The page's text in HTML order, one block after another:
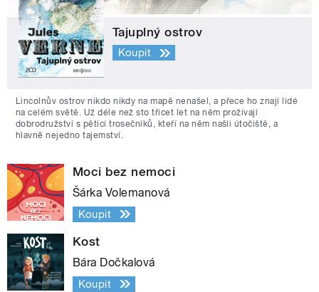
Tajuplný ostrov
Koupit
Lincolnův ostrov nikdo nikdy na mapě nenašel, a přece ho znají lidé
na celém světě. Už déle než sto třicet let na něm prožívají
dobrodružství s pěticí trosečníků, kteří na něm našli útočiště, a
hlavně nejedno tajemství.
Moci bez nemoci
Šárka Volemanová
Koupit
Kost
Bára Dočkalová
Koupit